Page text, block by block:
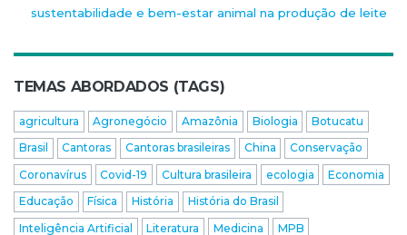
sustentabilidade e bem-estar animal na produção de leite
TEMAS ABORDADOS (TAGS)
agricultura Agronegócio Amazônia Biologia
Botucatu
Brasil
Cantoras Cantoras brasileiras China
Conservação
Coronavírus
Covid-19 Cultura brasileira ecologia
Economia
Educação
Física História
História do Brasil
Inteligência Artificial
Literatura Medicina
MPB